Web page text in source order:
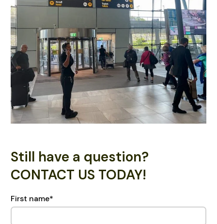
Still have a question?
CONTACT US TODAY!
First name*